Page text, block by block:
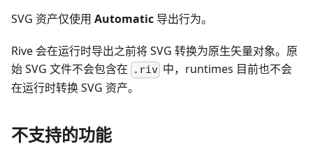
SVG 资产仅使用 Automatic 导出行为。
Rive 会在运行时导出之前将 SVG 转换为原生矢量对象。原
始 SVG 文件不会包含在
.riv 中，runtimes 目前也不会
在运行时转换 SVG 资产。
不支持的功能